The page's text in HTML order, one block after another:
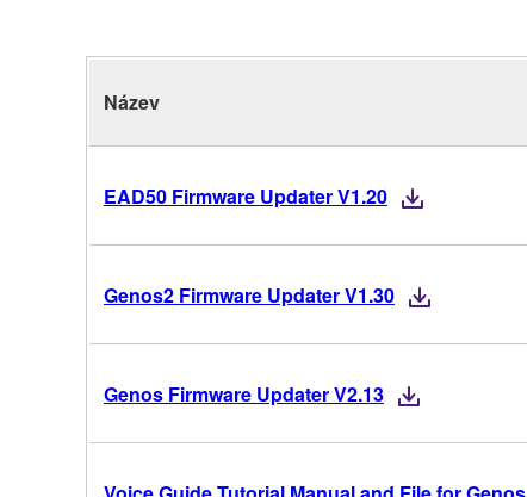
Název
EAD50 Firmware Updater V1.20
Genos2 Firmware Updater V1.30
Genos Firmware Updater V2.13